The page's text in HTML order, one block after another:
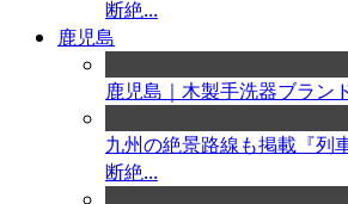
断絶...
鹿児島
鹿児島｜木製手洗器ブラン
九州の絶景路線も掲載『列
断絶...